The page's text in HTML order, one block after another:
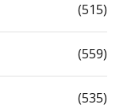
(515)
(559)
(535)